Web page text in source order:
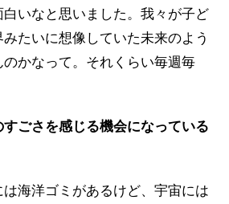
いなと思いました。我々が子ど
たいに想像していた未来のよう
かなって。それくらい毎週毎
ごさを感じる機会になっている
海洋ゴミがあるけど、宇宙には